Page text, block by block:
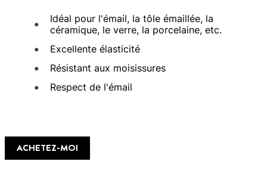
Idéal pour l'émail, la tôle émaillée, la
céramique, le verre, la porcelaine, etc.
Excellente élasticité
Résistant aux moisissures
Respect de l'émail
ACHETEZ-MOI